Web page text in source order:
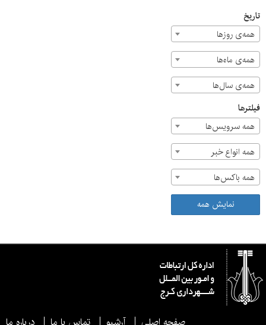
تاریخ
همه‌ی روزها
همه‌ی ماه‌ها
همه‌ی سال‌ها
فیلترها
همه سرویس‌ها
همه انواع خبر
همه باکس‌ها
نمایش همه